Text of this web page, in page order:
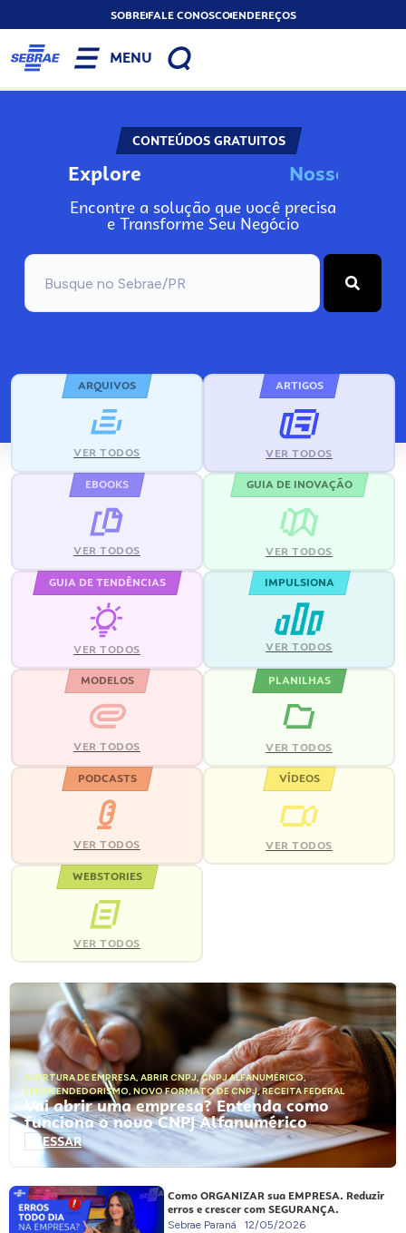
SOBREFALE CONOSCOENDEREÇOS
MENU
CONTEÚDOS GRATUITOS
Explore Nosso
Encontre a solução que você precisa
e Transforme Seu Negócio
ARQUIVOS
VER TODOS
ARTIGOS
VER TODOS
EBOOKS
VER TODOS
GUIA DE INOVAÇÃO
VER TODOS
GUIA DE TENDÊNCIAS
VER TODOS
IMPULSIONA
VER TODOS
MODELOS
VER TODOS
PLANILHAS
VER TODOS
PODCASTS
VER TODOS
VÍDEOS
VER TODOS
WEBSTORIES
VER TODOS
ABERTURA DE EMPRESA, ABRIR CNPJ,CNPJ ALFANUMÉRICO,
EMPREENDEDORISMO, NOVO FORMATO DE CNPJ,RECEITA FEDERAL
Vai abrir uma empresa? Entenda como
funciona o novo CNPJ Alfanumérico
ACESSAR
Como ORGANIZAR sua EMPRESA. Reduzir
erros e crescer com SEGURANÇA.
Sebrae Paraná 12/05/2026